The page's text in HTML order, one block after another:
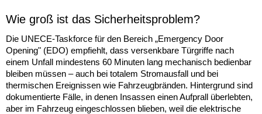
Wie groß ist das Sicherheitsproblem?
Die UNECE-Taskforce für den Bereich „Emergency Door
Opening" (EDO) empfiehlt, dass versenkbare Türgriffe nach
einem Unfall mindestens 60 Minuten lang mechanisch bedienbar
bleiben müssen – auch bei totalem Stromausfall und bei
thermischen Ereignissen wie Fahrzeugbränden. Hintergrund sind
dokumentierte Fälle, in denen Insassen einen Aufprall überlebten,
aber im Fahrzeug eingeschlossen blieben, weil die elektrische